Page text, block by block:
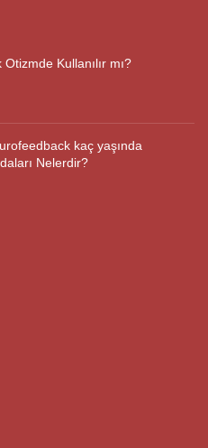
Kullanılır mı?
kaç yaşında
Nelerdir?